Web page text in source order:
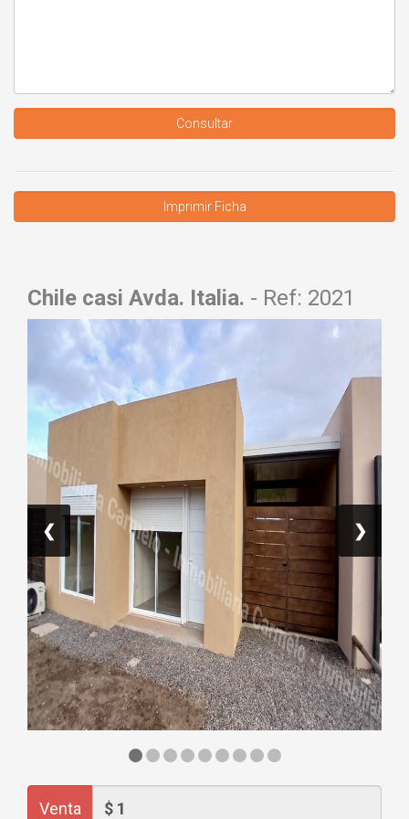
Consultar
Chile casi Avda. Italia. - Ref: 2021
❮ ❯
Venta